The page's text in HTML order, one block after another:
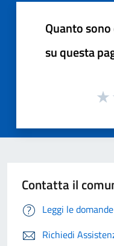
Quanto
su questa
Contatta il
Leggi le
Richiedi